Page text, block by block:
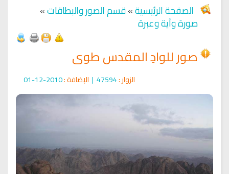
الصفحة الرئيسية»قسم الصور والبطاقات»
صورة وآية وعبرة
صور للوادِ المقدس طوى
الزوار : | الإضافة :